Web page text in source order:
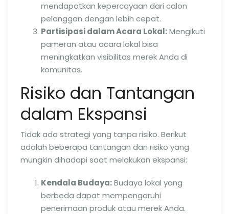
mendapatkan kepercayaan dari calon
pelanggan dengan lebih cepat.
Partisipasi dalam Acara Lokal:Mengikuti
pameran atau acara lokal bisa
meningkatkan visibilitas merek Anda di
komunitas.
Risiko dan Tantangan
dalam Ekspansi
Tidak ada strategi yang tanpa risiko. Berikut
adalah beberapa tantangan dan risiko yang
mungkin dihadapi saat melakukan ekspansi:
Kendala Budaya:Budaya lokal yang
berbeda dapat mempengaruhi
penerimaan produk atau merek Anda.